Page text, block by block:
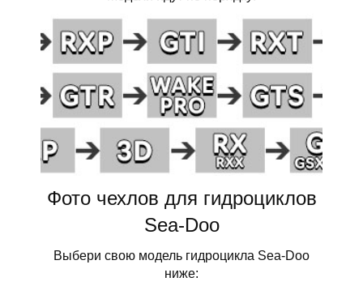
Фото чехлов для гидроциклов
Sea-Doo
Выбери свою модель гидроцикла Sea-Doo
ниже: